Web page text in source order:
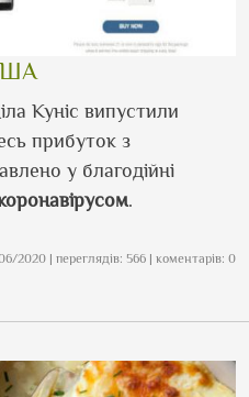
Куніс випустили
прибуток з
у благодійні
.
2020 | переглядів: 566 | коментарів: 0